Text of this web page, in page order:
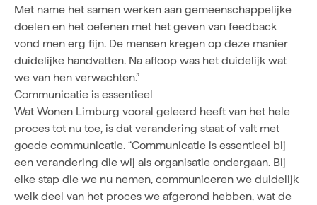
Met name het samen werken aan gemeenschappelijke
doelen en het oefenen met het geven van feedback
vond men erg fijn. De mensen kregen op deze manier
duidelijke handvatten. Na afloop was het duidelijk wat
we van hen verwachten.”
Communicatie is essentieel
Wat Wonen Limburg vooral geleerd heeft van het hele
proces tot nu toe, is dat verandering staat of valt met
goede communicatie. “Communicatie is essentieel bij
een verandering die wij als organisatie ondergaan. Bij
elke stap die we nu nemen, communiceren we duidelijk
welk deel van het proces we afgerond hebben, wat de